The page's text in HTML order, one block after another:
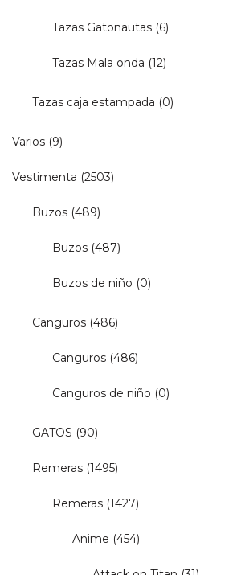
Tazas Gatonautas (6)
Tazas Mala onda (12)
Tazas caja estampada (0)
Varios (9)
Vestimenta (2503)
Buzos (489)
Buzos (487)
Buzos de niño (0)
Canguros (486)
Canguros (486)
Canguros de niño (0)
GATOS (90)
Remeras (1495)
Remeras (1427)
Anime (454)